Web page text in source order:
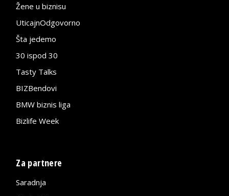
Žene u biznisu
UticajnOdgovorno
Šta jedemo
30 ispod 30
Tasty Talks
BIZBendovi
BMW biznis liga
Bizlife Week
Za partnere
Saradnja